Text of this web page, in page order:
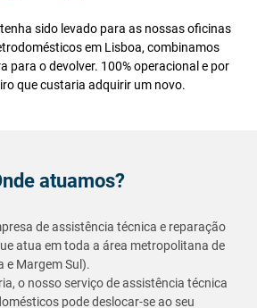
sido levado para as nossas oficinas
em Lisboa, combinamos
para o devolver. 100% operacional e por
que custaria adquirir um novo.
atuamos?
de assistência técnica e reparação
atua em toda a área metropolitana de
e Margem Sul).
o nosso serviço de assistência técnica
pode deslocar-se ao seu